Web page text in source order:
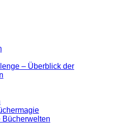
– Überblick der